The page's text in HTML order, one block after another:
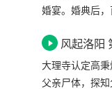
婚宴。婚典后
己所为，百里弘
风起洛阳
大理寺认定高
父亲尸体，探